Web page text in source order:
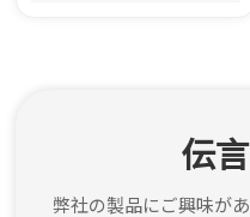
伝
弊社の製品にご興味が